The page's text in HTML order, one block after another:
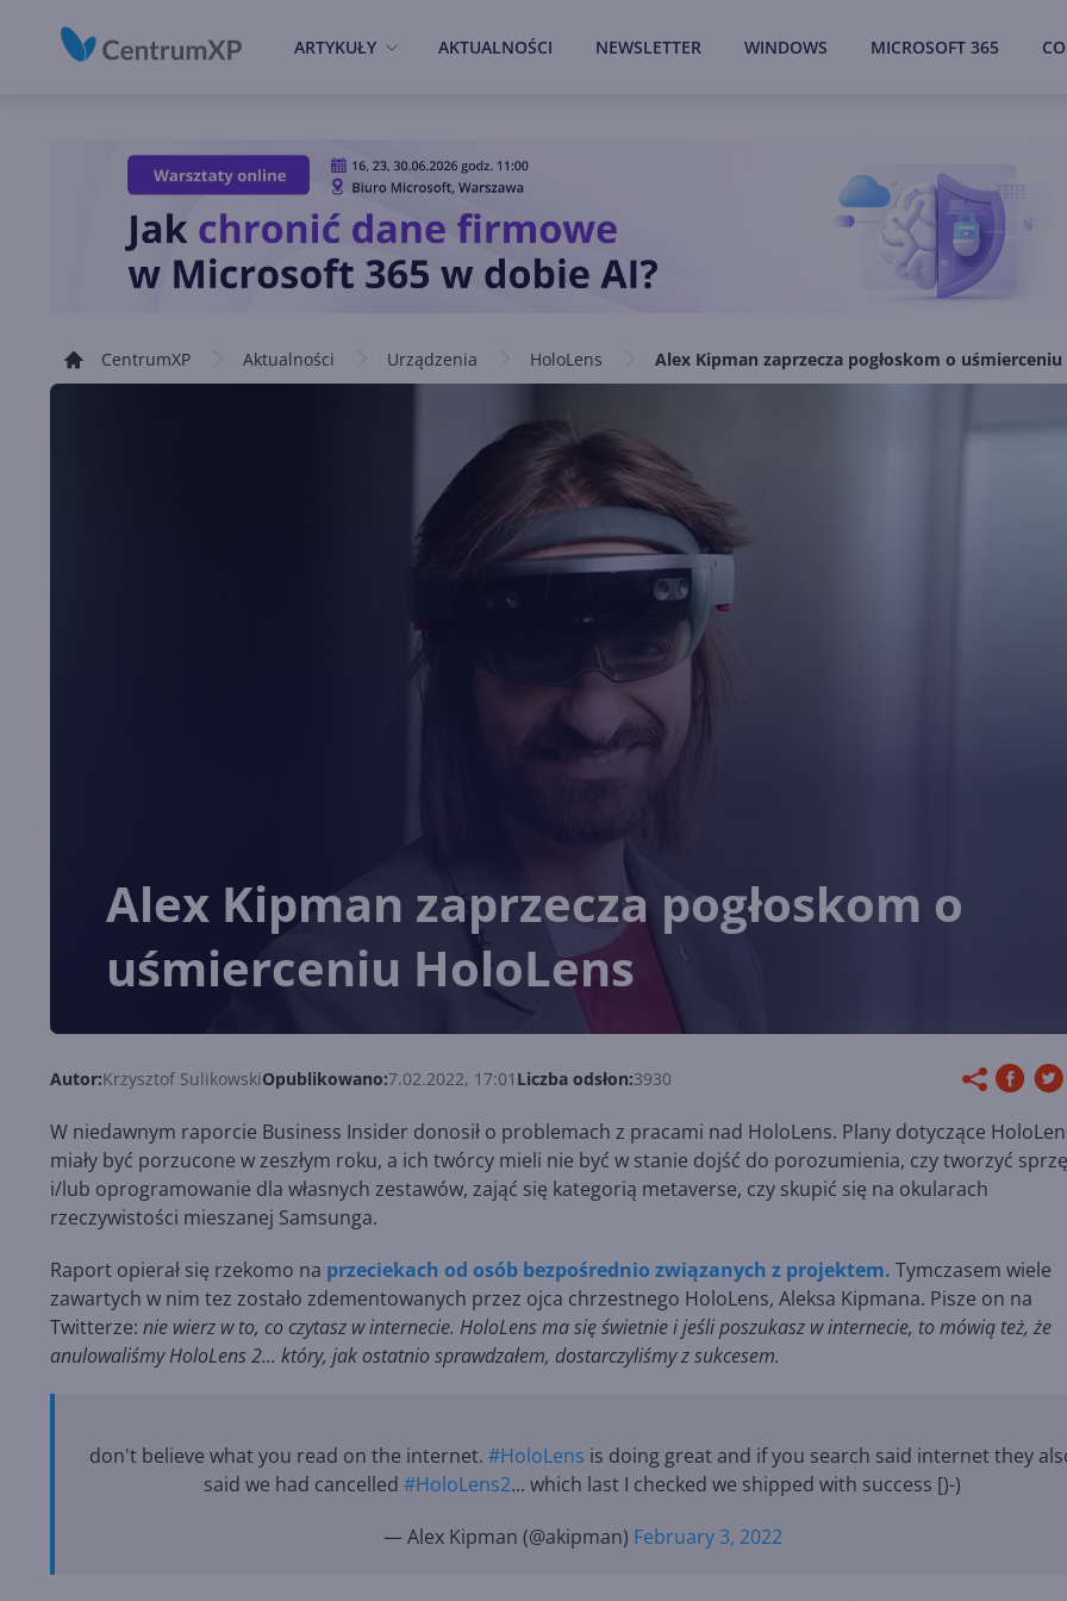
ARTYKUŁY AKTUALNOŚCI NEWSLETTER WINDOWS MICROSOFT 365
CentrumXP Aktualności Urządzenia HoloLens Alex Kipman zaprzecza pogłoskom o
Alex Kipman zaprzecza pogłoskom o
uśmierceniu HoloLens
Autor:Krzysztof SulikowskiOpublikowano:7.02.2022, 17:01 Liczba odsłon:3930
W niedawnym raporcie Business Insider donosił o problemach z pracami nad HoloLens. Plany dotyczące
miały być porzucone w zeszłym roku, a ich twórcy mieli nie być w stanie dojść do porozumienia, czy tworzyć
i/lub oprogramowanie dla własnych zestawów, zająć się kategorią metaverse, czy skupić się na okularach
rzeczywistości mieszanej Samsunga.
Raport opierał się rzekomo na przeciekach od osób bezpośrednio związanych z projektem. Tymczasem wiele
zawartych w nim tez zostało zdementowanych przez ojca chrzestnego HoloLens, Aleksa Kipmana. Pisze on na
Twitterze: nie wierz w to, co czytasz w internecie. HoloLens ma się świetnie i jeśli poszukasz w internecie, to mówią też, że
anulowaliśmy HoloLens 2... który, jak ostatnio sprawdzałem, dostarczyliśmy z sukcesem.
don't believe what you read on the internet.#HoloLens is doing great and if you search said internet they
said we had cancelled#HoloLens2... which last I checked we shipped with success [)-)
— Alex Kipman (@akipman) February 3, 2022